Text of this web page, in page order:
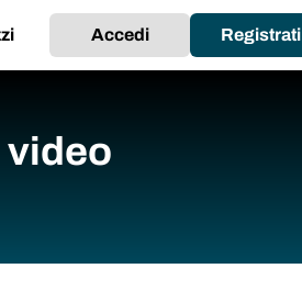
Accedi Registrati
video